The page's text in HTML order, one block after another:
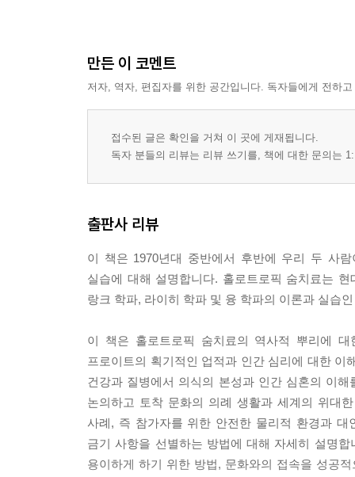
4. 문화적 상처의 치유와 역사적 갈등 해결을 위한
제8장 홀로트로픽 숨치료의 치료 기제
3. 죽음-재탄생 과정의 치료 잠재력
4. 자아초월 수준의 치료 기제
5. 온전함을 향한 움직임으로서의 치유
1. 생화학적 및 생리학적 변화
2. 홀로트로픽 숨치료와 ‘과호흡 증후군’
3. 정신신체장애의 정신역동
제10장 홀로트로픽 숨치료의 과거?현재?미래
만든 이 코멘트
저자, 역자, 편집자를 위한 공간입니다. 독자들에게 전하
접수된 글은 확인을 거쳐 이 곳에 게재됩니다.
독자 분들의 리뷰는 리뷰 쓰기를, 책에 대한 문의는
출판사 리뷰
이 책은 1970년대 중반에서 후반에 우리 두 사
실습에 대해 설명합니다. 홀로트로픽 숨치료는
랑크 학파, 라이히 학파 및 융 학파의 이론과 실습
이 책은 홀로트로픽 숨치료의 역사적 뿌리에
프로이트의 획기적인 업적과 인간 심리에 대한
건강과 질병에서 의식의 본성과 인간 심혼의 이
논의하고 토착 문화의 의례 생활과 세계의 위대
사례, 즉 참가자를 위한 안전한 물리적 환경과 대
금기 사항을 선별하는 방법에 대해 자세히 설명
용이하게 하기 위한 방법, 문화와의 접속을 성공